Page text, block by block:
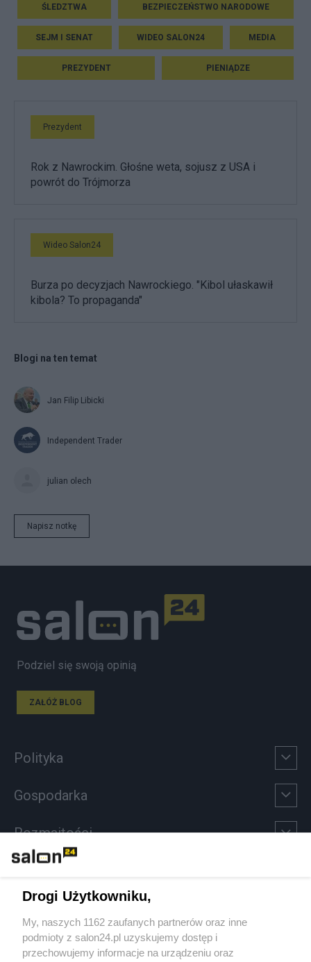
ŚLEDZTWA BEZPIECZEŃSTWO NARODOWE
SEJM I SENAT WIDEO SALON24 MEDIA
PREZYDENT PIENIĄDZE
Prezydent
Rok z Nawrockim. Głośne weta, sojusz z USA i
powrót do Trójmorza
Wideo Salon24
Burza po decyzjach Nawrockiego. "Kibol ułaskawił
kibola? To propaganda"
Blogi na ten temat
Jan Filip Libicki
Independent Trader
julian olech
Napisz notkę
Podziel się swoją opinią
ZAŁÓŻ BLOG
Polityka
Gospodarka
Rozmaitości
Sport
Społeczeństwo
Drogi Użytkowniku,
My, naszych 1162 zaufanych partnerów oraz inne
podmioty z salon24.pl uzyskujemy dostęp i
przechowujemy informacje na urządzeniu oraz